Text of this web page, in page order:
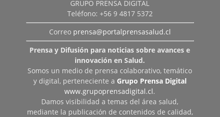
GRUPO PRENSA DIGITAL
Teléfono: +56 9 4817 5372
Correo prensa@portalprensasalud.cl
Prensa y Difusión para noticias sobre avances e
innovación en Salud.
Somos un medio de prensa colaborativo, temático
y digital, perteneciente a Grupo Prensa Digital
www.grupoprensadigital.cl.
Damos visibilidad a temas del área salud,
mediante la publicación de contenidos de calidad,